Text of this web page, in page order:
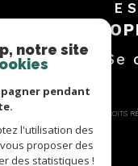
Se
© 2026 | TOUS DROITS
notre site
pendant
l'utilisation des
proposer des
des statistiques !